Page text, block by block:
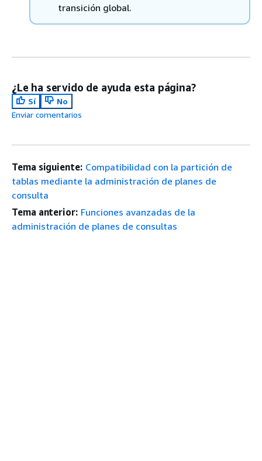
transición global.
¿Le ha servido de ayuda esta página?
Sí
No
Enviar comentarios
Tema siguiente: Compatibilidad con la partición de
tablas mediante la administración de planes de
consulta
Tema anterior: Funciones avanzadas de la
administración de planes de consultas